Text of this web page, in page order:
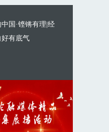
国·铿锵有理|经
好有底气